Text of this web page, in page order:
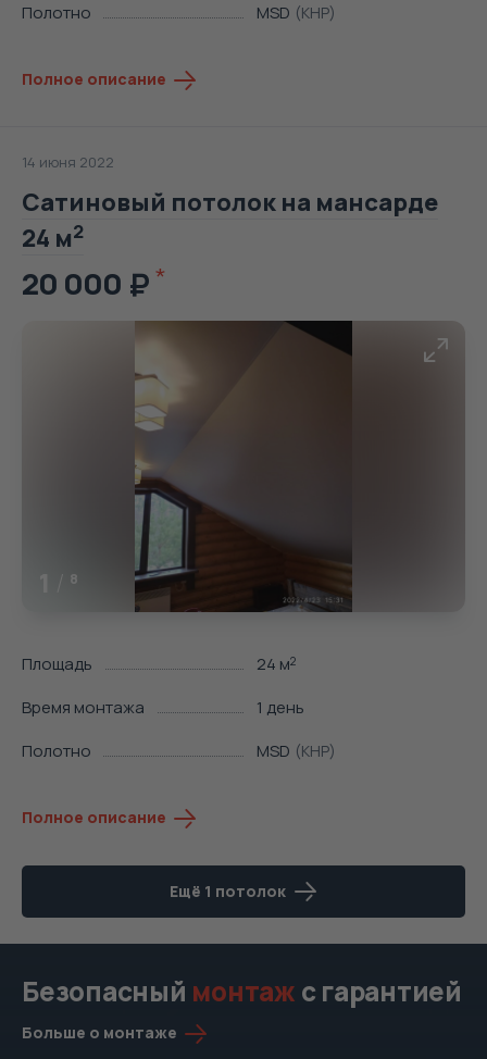
Полотно
MSD (КНР)
Полное описание
14 июня 2022
Сатиновый потолок на мансарде
24 м2
20 000
1 / 8
Площадь 24 м2
Время монтажа
1 день
Полотно
MSD (КНР)
Полное описание
Ещё 1 потолок
Безопасный монтаж с гарантией
Больше о монтаже